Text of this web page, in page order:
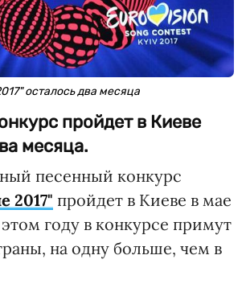
осталось два месяца
пройдет в Киеве
месяца.
песенный конкурс
2017" пройдет в Киеве в мае
этом году в конкурсе примут
на одну больше, чем в